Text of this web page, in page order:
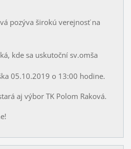
pozýva širokú verejnosť na
kde sa uskutoční sv.omša
05.10.2019 o 13:00 hodine.
aj výbor TK Polom Raková.